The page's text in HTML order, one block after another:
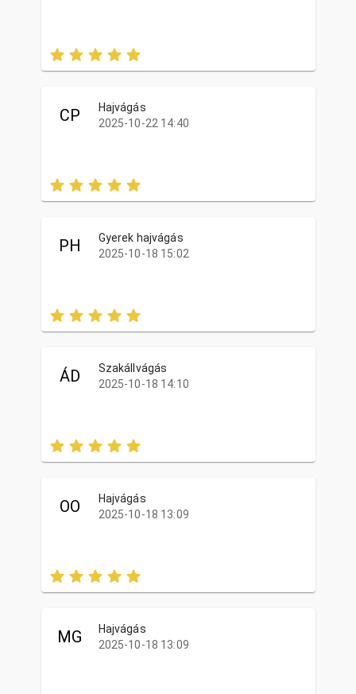
CP
Hajvágás
2025-10-22 14:40
PH
Gyerek hajvágás
2025-10-18 15:02
ÁD
Szakállvágás
2025-10-18 14:10
OO
Hajvágás
2025-10-18 13:09
MG
Hajvágás
2025-10-18 13:09